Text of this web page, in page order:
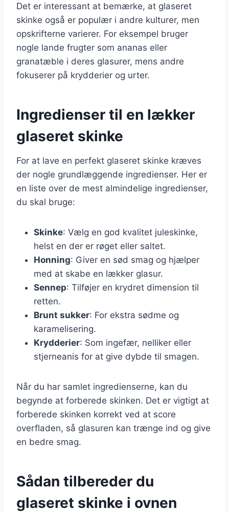
Det er interessant at bemærke, at glaseret
skinke også er populær i andre kulturer, men
opskrifterne varierer. For eksempel bruger
nogle lande frugter som ananas eller
granatæble i deres glasurer, mens andre
fokuserer på krydderier og urter.
Ingredienser til en lækker
glaseret skinke
For at lave en perfekt glaseret skinke kræves
der nogle grundlæggende ingredienser. Her er
en liste over de mest almindelige ingredienser,
du skal bruge:
Skinke: Vælg en god kvalitet juleskinke,
helst en der er røget eller saltet.
Honning: Giver en sød smag og hjælper
med at skabe en lækker glasur.
Sennep: Tilføjer en krydret dimension til
retten.
Brunt sukker: For ekstra sødme og
karamelisering.
Krydderier: Som ingefær, nelliker eller
stjerneanis for at give dybde til smagen.
Når du har samlet ingredienserne, kan du
begynde at forberede skinken. Det er vigtigt at
forberede skinken korrekt ved at score
overfladen, så glasuren kan trænge ind og give
en bedre smag.
Sådan tilbereder du
glaseret skinke i ovnen